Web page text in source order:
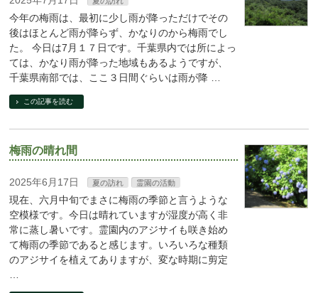
今年の梅雨は、最初に少し雨が降っただけでその
後はほとんど雨が降らず、かなりのから梅雨でし
た。 今日は7月１７日です。千葉県内では所によっ
ては、かなり雨が降った地域もあるようですが、
千葉県南部では、ここ３日間ぐらいは雨が降 …
この記事を読む
梅雨の晴れ間
2025年6月17日 夏の訪れ 霊園の活動
現在、六月中旬でまさに梅雨の季節と言うような
空模様です。今日は晴れていますが湿度が高く非
常に蒸し暑いです。霊園内のアジサイも咲き始め
て梅雨の季節であると感じます。いろいろな種類
のアジサイを植えてありますが、変な時期に剪定